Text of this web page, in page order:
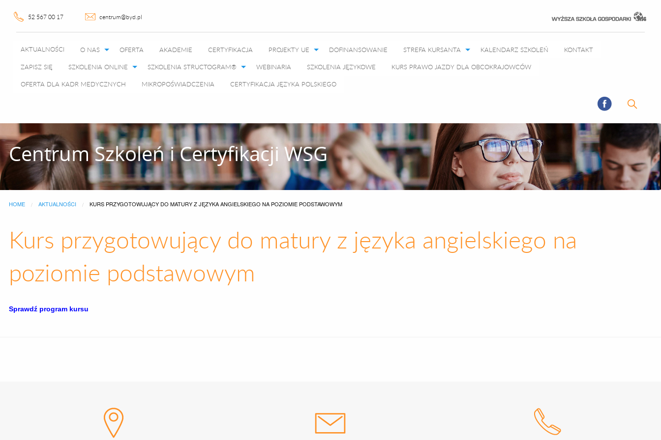
52 567 00 17 centrum@byd.pl
AKTUALNOŚCI O NAS OFERTA AKADEMIE CERTYFIKACJA PROJEKTY UE DOFINANSOWANIE STREFA KURSANTA KALENDARZ SZKOLEŃ
KONTAKT
ZAPISZ SIĘ
SZKOLENIA ONLINE SZKOLENIA STRUCTOGRAM® WEBINARIA SZKOLENIA JĘZYKOWE
KURS PRAWO JAZDY DLA OBCOKRAJOWCÓW
OFERTA DLA KADR MEDYCZNYCH
MIKROPOŚWIADCZENIA CERTYFIKACJA JĘZYKA POLSKIEGO
Centrum Szkoleń i Certyfikacji WSG
HOME AKTUALNOŚCI CURRENT:
KURS PRZYGOTOWUJĄCY DO MATURY Z JĘZYKA ANGIELSKIEGO NA POZIOMIE PODSTAWOWYM
Kurs przygotowujący do matury z języka angielskiego na
poziomie podstawowym
Sprawdź program kursu